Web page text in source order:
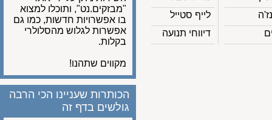
לייף סטייל
דיווחי תנועה
"מבזקים.נט", ותוכלו למצוא
בו אפשרויות חדשות, כמו גם
אפשרות לגלוש מהסלולרי
בקלות.
מקווים שתהנו!
הכותרות שעניינו הכי הרבה
גולשים בדף זה